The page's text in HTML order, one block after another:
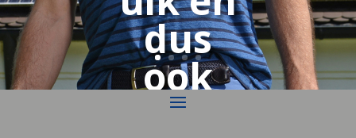
dus
ook
minde